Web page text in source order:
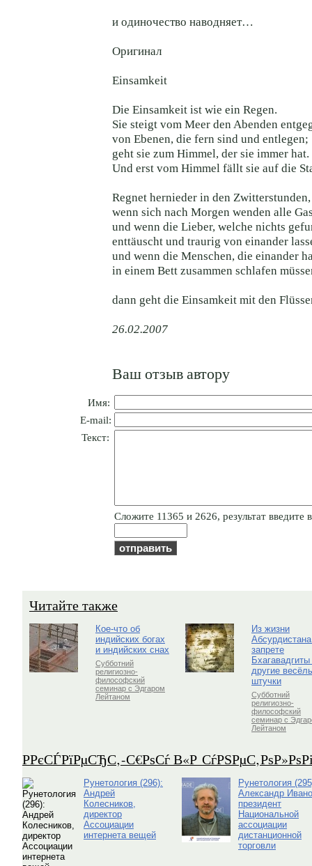
и одиночество наводняет…
Оригинал
Einsamkeit
Die Einsamkeit ist wie ein Regen.
Sie steigt vom Meer den Abenden
von Ebenen, die fern sind und entlegen;
geht sie zum Himmel, der sie immer hat.
Und erst vom Himmel fällt sie auf die
Regnet hernieder in den Zwitterstunden,
wenn sich nach Morgen wenden alle
und wenn die Lieber, welche nichts
enttäuscht und traurig von einander
und wenn die Menschen, die einander
in einem Bett zusammen schlafen
dann geht die Einsamkeit mit den
26.02.2007
Ваш отзыв автору
Имя:
E-mail:
Текст:
Cлoжитe 11365 и 2626, результат введите
Читайте также
Кое-что об
индийских богах
и индийских снах
Субботний
религиозно-
философский
семинар с Эдгаром
Лейтаном
Из жизни
запрете
Бхагавадгиты
другие
штучки
Субботний
религиозно-
философский
семинар с
Лейтаном
Р­РєСЃРїРµСЂС‚-С€РѕСѓ В«Р
Рунетология (296):
Андрей
Колесников,
директор
Ассоциации
интернета вещей
Рунетология
Александр
президент
Национальной
ассоциации
дистанционной
торговли